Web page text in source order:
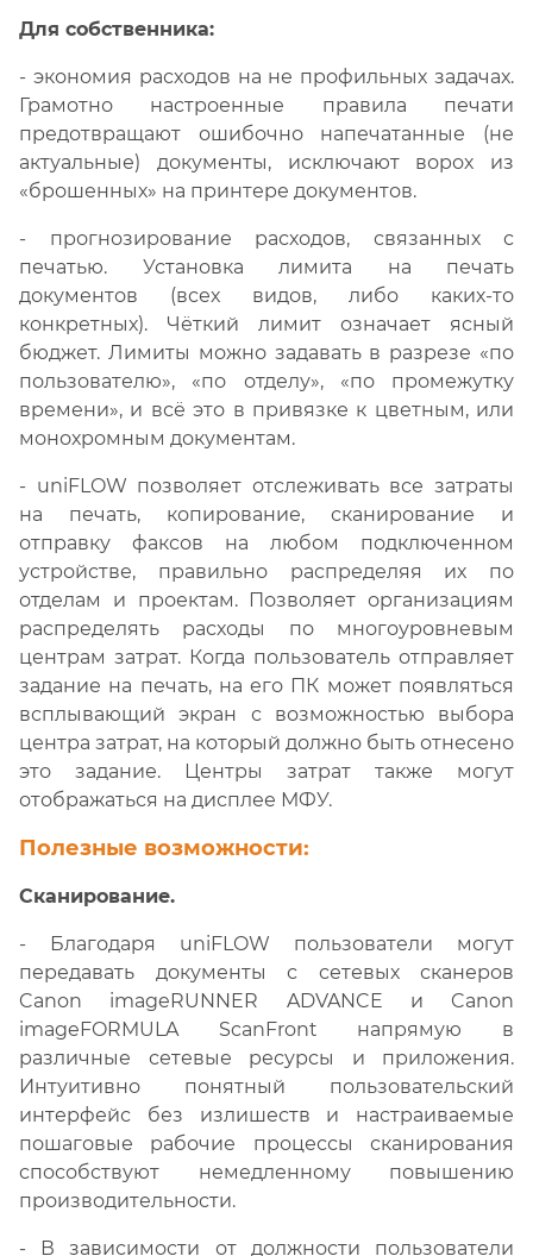
Для собственника:
- экономия расходов на не профильных задачах.
Грамотно настроенные правила печати
предотвращают ошибочно напечатанные (не
актуальные) документы, исключают ворох из
«брошенных» на принтере документов.
- прогнозирование расходов, связанных с
печатью. Установка лимита на печать
документов (всех видов, либо каких-то
конкретных). Чёткий лимит означает ясный
бюджет. Лимиты можно задавать в разрезе «по
пользователю», «по отделу», «по промежутку
времени», и всё это в привязке к цветным, или
монохромным документам.
- uniFLOW позволяет отслеживать все затраты
на печать, копирование, сканирование и
отправку факсов на любом подключенном
устройстве, правильно распределяя их по
отделам и проектам. Позволяет организациям
распределять расходы по многоуровневым
центрам затрат. Когда пользователь отправляет
задание на печать, на его ПК может появляться
всплывающий экран с возможностью выбора
центра затрат, на который должно быть отнесено
это задание. Центры затрат также могут
отображаться на дисплее МФУ.
Полезные возможности:
Сканирование.
- Благодаря uniFLOW пользователи могут
передавать документы с сетевых сканеров
Canon imageRUNNER ADVANCE и Canon
imageFORMULA ScanFront напрямую в
различные сетевые ресурсы и приложения.
Интуитивно понятный пользовательский
интерфейс без излишеств и настраиваемые
пошаговые рабочие процессы сканирования
способствуют немедленному повышению
производительности.
- В зависимости от должности пользователи